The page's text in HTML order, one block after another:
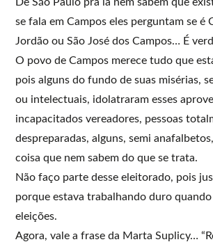
se fala em Campos eles perguntam se é
Jordão ou São José dos Campos… É
O povo de Campos merece tudo que
pois alguns do fundo de suas misérias,
ou intelectuais, idolatraram esses
incapacitados vereadores, pessoas
despreparadas, alguns, semi
coisa que nem sabem do que se trata.
Não faço parte desse eleitorado, pois
porque estava trabalhando duro
eleições.
Agora, vale a frase da Marta Suplicy…